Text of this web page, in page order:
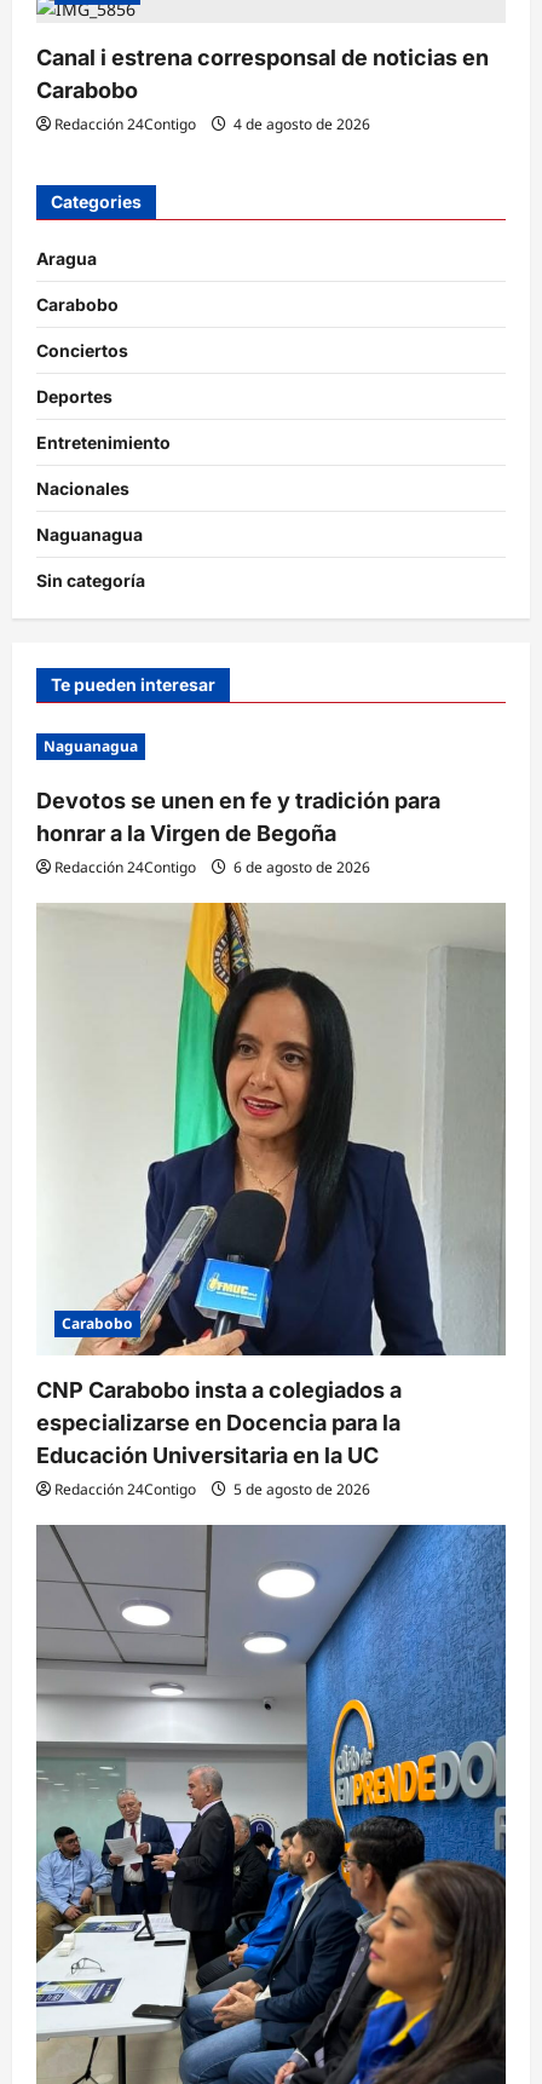
Canal i estrena corresponsal de noticias en
Carabobo
Redacción 24Contigo 4 de agosto de 2026
Categories
Aragua
Carabobo
Conciertos
Deportes
Entretenimiento
Nacionales
Naguanagua
Sin categoría
Te pueden interesar
Naguanagua
Devotos se unen en fe y tradición para
honrar a la Virgen de Begoña
Redacción 24Contigo 6 de agosto de 2026
Carabobo
CNP Carabobo insta a colegiados a
especializarse en Docencia para la
Educación Universitaria en la UC
Redacción 24Contigo 5 de agosto de 2026